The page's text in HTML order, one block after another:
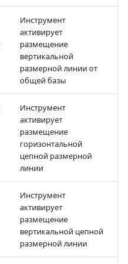
Инструмент
активирует
размещение
вертикальной
размерной линии от
общей базы
Инструмент
активирует
размещение
горизонтальной
цепной размерной
линии
Инструмент
активирует
размещение
вертикальной цепной
размерной линии